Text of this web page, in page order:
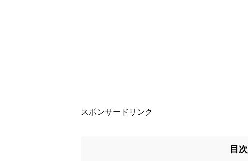
スポンサードリンク
目次